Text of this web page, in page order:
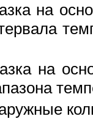
на
на